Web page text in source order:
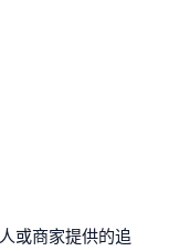
或商家提供的追